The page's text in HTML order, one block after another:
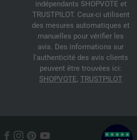
indépendants SHOPVOTE et
TRUSTPILOT. Ceux-ci utilisent
des mesures automatiques et
manuelles pour vérifier les
avis. Des informations sur
l'authenticité des avis clients
peuvent être trouvées ici:
SHOPVOTE, TRUSTPILOT